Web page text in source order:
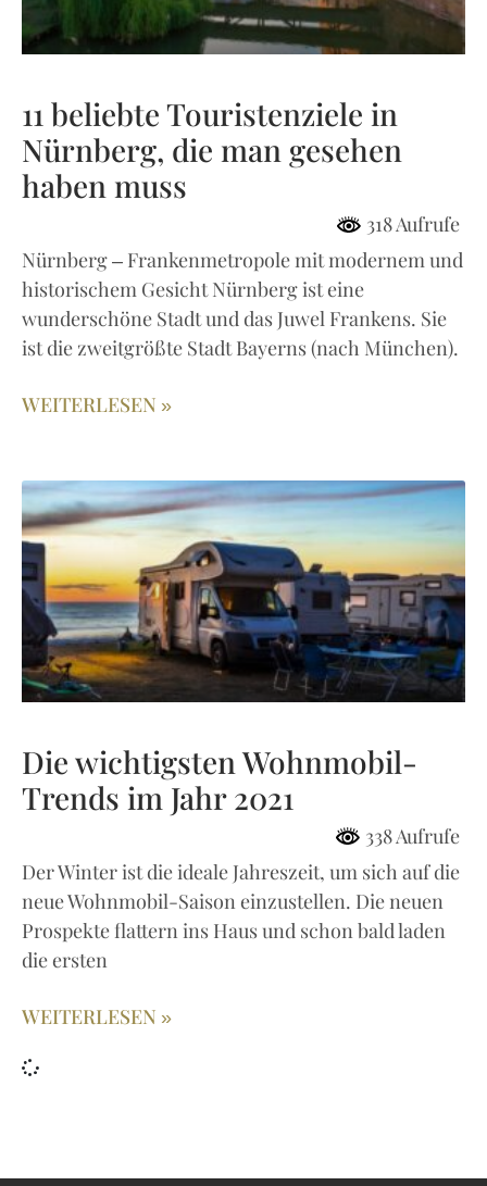
11 beliebte Touristenziele in
Nürnberg, die man gesehen
haben muss
318 Aufrufe
Nürnberg – Frankenmetropole mit modernem und
historischem Gesicht Nürnberg ist eine
wunderschöne Stadt und das Juwel Frankens. Sie
ist die zweitgrößte Stadt Bayerns (nach München).
WEITERLESEN »
Die wichtigsten Wohnmobil-
Trends im Jahr 2021
338 Aufrufe
Der Winter ist die ideale Jahreszeit, um sich auf die
neue Wohnmobil-Saison einzustellen. Die neuen
Prospekte flattern ins Haus und schon bald laden
die ersten
WEITERLESEN »